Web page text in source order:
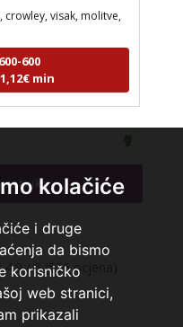
kolačiće
i druge
da bismo
korisničko
web stranici,
prikazali
visak, molitve,
600
min
je slobodan
600
min
4.9 / 5 (526 ocjena)